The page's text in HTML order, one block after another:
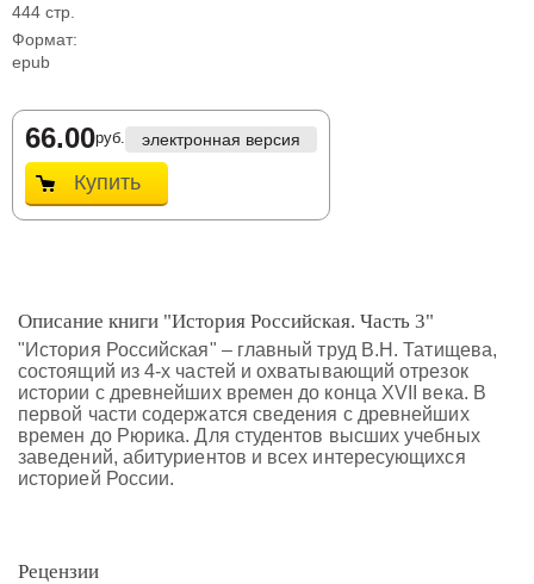
444 стр.
Формат:
epub
66.00руб. электронная версия
Купить
Описание книги "История Российская. Часть 3"
"История Российская" – главный труд В.Н. Татищева,
состоящий из 4-х частей и охватывающий отрезок
истории с древнейших времен до конца XVII века. В
первой части содержатся сведения с древнейших
времен до Рюрика. Для студентов высших учебных
заведений, абитуриентов и всех интересующихся
историей России.
Рецензии